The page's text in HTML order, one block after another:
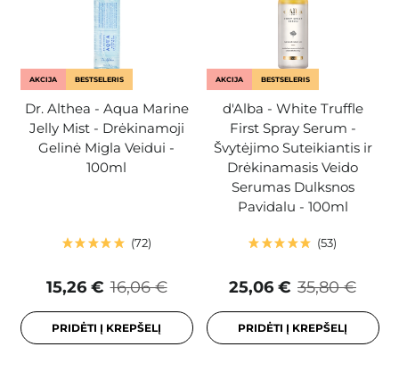
AKCIJA BESTSELERIS
Dr. Althea - Aqua Marine
Jelly Mist - Drėkinamoji
Gelinė Migla Veidui -
100ml
72
16,06 €
15,26 €
PRIDĖTI Į KREPŠELĮ
AKCIJA BESTSELERIS
d'Alba - White Truffle
First Spray Serum -
Švytėjimo Suteikiantis ir
Drėkinamasis Veido
Serumas Dulksnos
Pavidalu - 100ml
53
35,80 €
25,06 €
PRIDĖTI Į KREPŠELĮ